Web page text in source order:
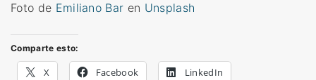
Foto de Emiliano Bar en Unsplash
Comparte esto:
X Facebook LinkedIn